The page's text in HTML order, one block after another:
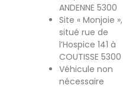
ANDENNE 5300
Site « Monjoie »,
situé rue de
l’Hospice 141 à
COUTISSE 5300
Véhicule non
nécessaire